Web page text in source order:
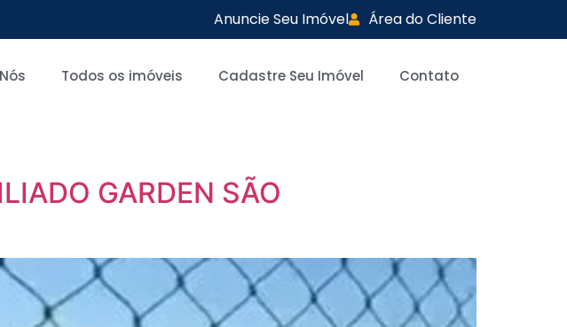
Anuncie Seu Imóvel Área do Cliente
Todos os imóveis Cadastre Seu Imóvel Contato
GARDEN SÃO